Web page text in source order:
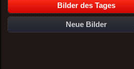
Bilder des Tages
Neue Bilder